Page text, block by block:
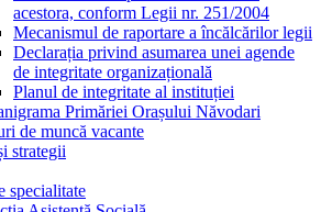
acestora, conform Legii nr. 251/2004
Mecanismul de raportare a încălcărilor legii
Declarația privind asumarea unei agende
de integritate organizațională
Planul de integritate al instituției
Primăriei Orașului Năvodari
de muncă vacante
strategii
specialitate